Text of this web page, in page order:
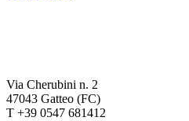
Via Cherubini n. 2
47043 Gatteo (FC)
T +39 0547 681412